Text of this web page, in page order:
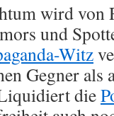
wird
und
Witz
Gegner als
die